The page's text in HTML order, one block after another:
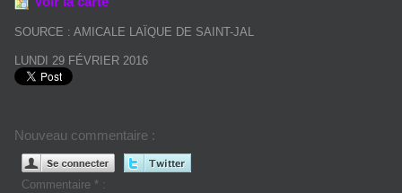
SOURCE : AMICALE LAÏQUE DE SAINT-JAL
LUNDI 29 FÉVRIER 2016
Nouveau commentaire :
Commentaire * :